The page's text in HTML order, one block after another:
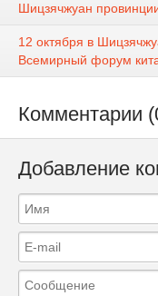
Шицзячжуан
12 октября в
Всемирный форум
Комментарии
Добавление